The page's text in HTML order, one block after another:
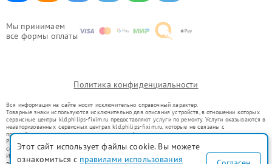
Мы принимаем
все формы оплаты
Политика конфиденциальности
Вся информация на сайте носит исключительно справочный характер.
Товарные знаки используются исключительно для описания устройств, в отношении которых
сервисные центры kld.philips-fixim.ru предоставляют услуги по ремонту. Услуги оказываются в
неавторизованных сервисных центрах kld.philips-fixim.ru, которые не связаны с
правообладателями товарных знаков или их официальными представителями.
Ремонт осуществляется для устройств, уже введенных в гражданский оборот в соответствии
со статьей 1487 ГК РФ.
Использование товарных знаков не преследует цели индивидуализации услуг или введения
Этот сайт использует файлы cookie. Вы можете
ознакомиться с правилами использования